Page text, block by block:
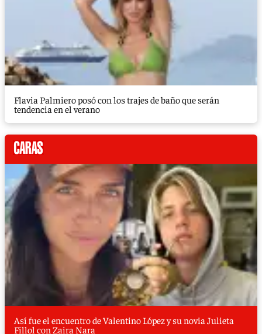
Flavia Palmiero posó con los trajes de baño que serán
tendencia en el verano
Así fue el encuentro de Valentino López y su novia Julieta
Fillol con Zaira Nara